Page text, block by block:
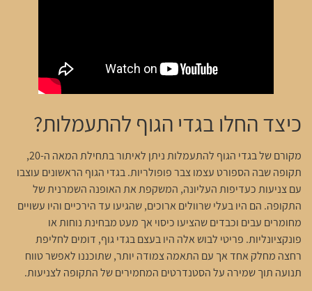
כיצד החלו בגדי הגוף להתעמלות?
מקורם של בגדי הגוף להתעמלות ניתן לאיתור בתחילת המאה ה-20,
תקופה שבה הספורט עצמו צבר פופולריות. בגדי הגוף הראשונים עוצבו
עם צניעות כעדיפות העליונה, המשקפת את האופנה השמרנית של
התקופה. הם היו בעלי שרוולים ארוכים, שהגיעו עד הירכיים והיו עשויים
מחומרים עבים וכבדים שהציעו כיסוי אך מעט מבחינת נוחות או
פונקציונליות. פריטי לבוש אלה היו בעצם בגדי גוף, דומים לחליפת
רחצה מחלק אחד אך עם התאמה צמודה יותר, שתוכננו לאפשר טווח
תנועה תוך שמירה על הסטנדרטים המחמירים של התקופה לצניעות.